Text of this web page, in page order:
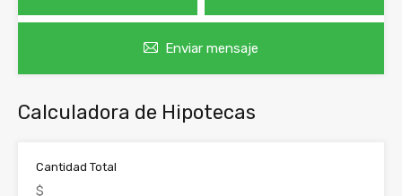
Enviar mensaje
Calculadora de Hipotecas
Cantidad Total